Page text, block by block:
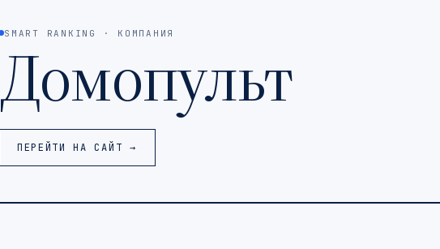
SMART RANKING · КОМПАНИЯ
Домопульт
ПЕРЕЙТИ НА САЙТ →